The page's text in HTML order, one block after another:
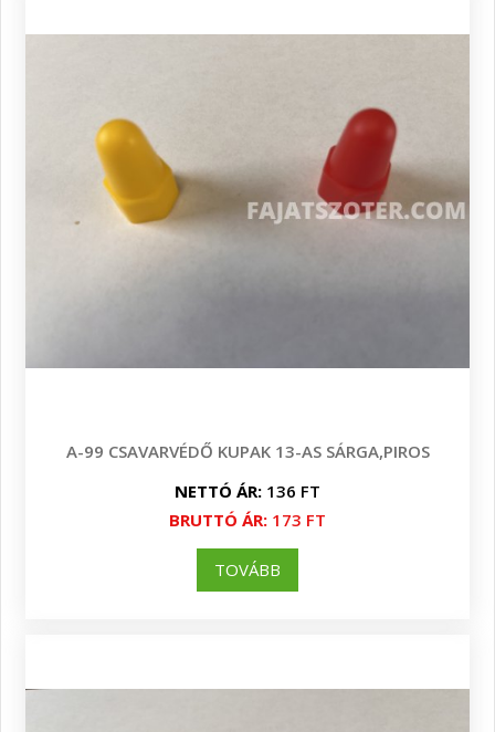
A-99 CSAVARVÉDŐ KUPAK 13-AS SÁRGA,PIROS
NETTÓ ÁR: 136 FT
BRUTTÓ ÁR: 173 FT
TOVÁBB